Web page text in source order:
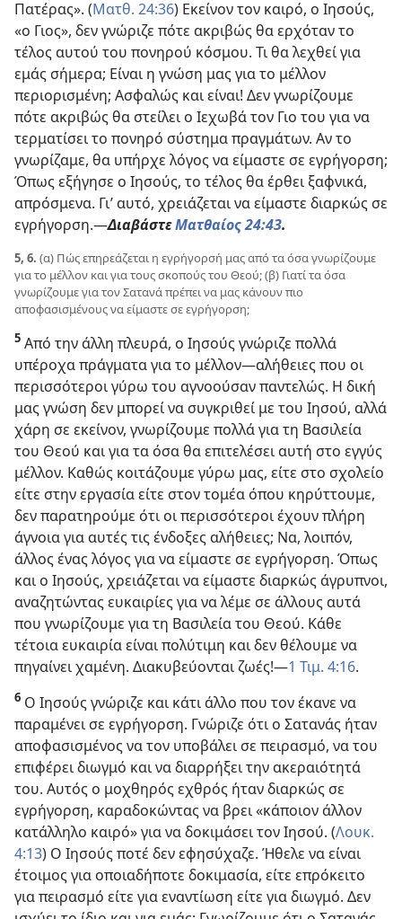
Πατέρας». (Ματθ. 24:36) Εκείνον τον καιρό, ο Ιησούς,
«ο Γιος», δεν γνώριζε πότε ακριβώς θα ερχόταν το
τέλος αυτού του πονηρού κόσμου. Τι θα λεχθεί για
εμάς σήμερα; Είναι η γνώση μας για το μέλλον
περιορισμένη; Ασφαλώς και είναι! Δεν γνωρίζουμε
πότε ακριβώς θα στείλει ο Ιεχωβά τον Γιο του για να
τερματίσει το πονηρό σύστημα πραγμάτων. Αν το
γνωρίζαμε, θα υπήρχε λόγος να είμαστε σε εγρήγορση;
Όπως εξήγησε ο Ιησούς, το τέλος θα έρθει ξαφνικά,
απρόσμενα. Γι’ αυτό, χρειάζεται να είμαστε διαρκώς σε
εγρήγορση.​—ΔιαβάστεΜατθαίος 24:43.
5, 6. (α) Πώς επηρεάζεται η εγρήγορσή μας από τα όσα γνωρίζουμε
για το μέλλον και για τους σκοπούς του Θεού; (β) Γιατί τα όσα
γνωρίζουμε για τον Σατανά πρέπει να μας κάνουν πιο
αποφασισμένους να είμαστε σε εγρήγορση;
5 Από την άλλη πλευρά, ο Ιησούς γνώριζε πολλά
υπέροχα πράγματα για το μέλλον​—αλήθειες που οι
περισσότεροι γύρω του αγνοούσαν παντελώς. Η δική
μας γνώση δεν μπορεί να συγκριθεί με του Ιησού, αλλά
χάρη σε εκείνον, γνωρίζουμε πολλά για τη Βασιλεία
του Θεού και για τα όσα θα επιτελέσει αυτή στο εγγύς
μέλλον. Καθώς κοιτάζουμε γύρω μας, είτε στο σχολείο
είτε στην εργασία είτε στον τομέα όπου κηρύττουμε,
δεν παρατηρούμε ότι οι περισσότεροι έχουν πλήρη
άγνοια για αυτές τις ένδοξες αλήθειες; Να, λοιπόν,
άλλος ένας λόγος για να είμαστε σε εγρήγορση. Όπως
και ο Ιησούς, χρειάζεται να είμαστε διαρκώς άγρυπνοι,
αναζητώντας ευκαιρίες για να λέμε σε άλλους αυτά
που γνωρίζουμε για τη Βασιλεία του Θεού. Κάθε
τέτοια ευκαιρία είναι πολύτιμη και δεν θέλουμε να
πηγαίνει χαμένη. Διακυβεύονται ζωές!​—1 Τιμ. 4:16.
6 Ο Ιησούς γνώριζε και κάτι άλλο που τον έκανε να
παραμένει σε εγρήγορση. Γνώριζε ότι ο Σατανάς ήταν
αποφασισμένος να τον υποβάλει σε πειρασμό, να του
επιφέρει διωγμό και να διαρρήξει την ακεραιότητά
του. Αυτός ο μοχθηρός εχθρός ήταν διαρκώς σε
εγρήγορση, καραδοκώντας να βρει «κάποιον άλλον
κατάλληλο καιρό» για να δοκιμάσει τον Ιησού. (Λουκ.
4:13) Ο Ιησούς ποτέ δεν εφησύχαζε. Ήθελε να είναι
έτοιμος για οποιαδήποτε δοκιμασία, είτε επρόκειτο
για πειρασμό είτε για εναντίωση είτε για διωγμό. Δεν